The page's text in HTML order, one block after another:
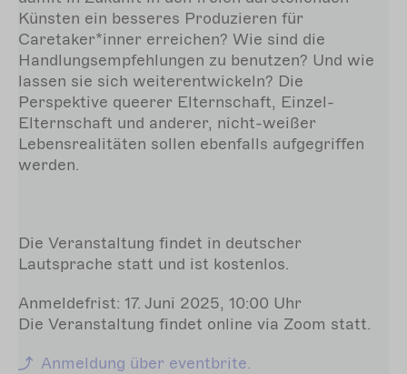
Künsten ein besseres Produzieren für
Caretaker*inner erreichen? Wie sind die
Handlungsempfehlungen zu benutzen? Und wie
lassen sie sich weiterentwickeln? Die
Perspektive queerer Elternschaft, Einzel-
Elternschaft und anderer, nicht-weißer
Lebensrealitäten sollen ebenfalls aufgegriffen
werden.
Die Veranstaltung findet in deutscher
Lautsprache statt und ist kostenlos.
Anmeldefrist: 17. Juni 2025, 10:00 Uhr
Die Veranstaltung findet online via Zoom statt.
Anmeldung über eventbrite.